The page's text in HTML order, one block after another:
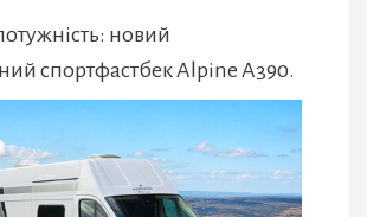
новий
спортфастбек Alpine A390.